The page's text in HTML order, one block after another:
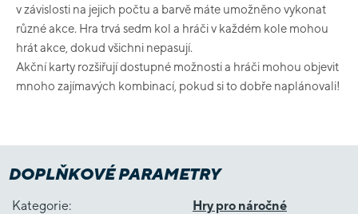
v závislosti na jejich počtu a barvě máte umožněno vykonat
různé akce. Hra trvá sedm kol a hráči v každém kole mohou
hrát akce, dokud všichni nepasují.
Akční karty rozšiřují dostupné možnosti a hráči mohou objevit
mnoho zajímavých kombinací, pokud si to dobře naplánovali!
DOPLŇKOVÉ PARAMETRY
Kategorie: Hry pro náročné